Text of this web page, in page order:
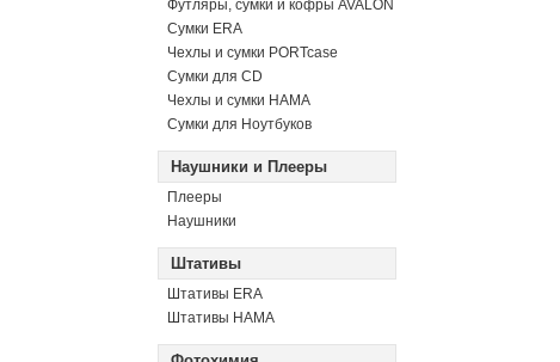
Футляры, сумки и кофры AVALON
Сумки ERA
Чехлы и сумки PORTcase
Сумки для CD
Чехлы и сумки HAMA
Сумки для Ноутбуков
Наушники и Плееры
Плееры
Наушники
Штативы
Штативы ERA
Штативы HAMA